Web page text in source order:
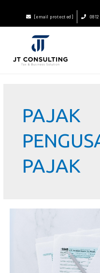
[email protected] 0812
PAJAK
PAJAK